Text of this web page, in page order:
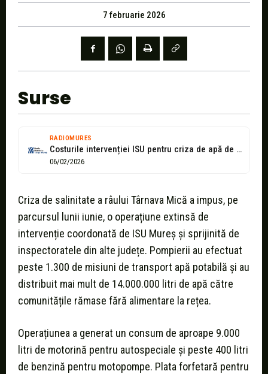
7 februarie 2026
Surse
RADIOMURES
Costurile intervenției ISU pentru criza de apă de pe Târnava Mică
06/02/2026
Criza de salinitate a râului Târnava Mică a impus, pe
parcursul lunii iunie, o operațiune extinsă de
intervenție coordonată de ISU Mureș și sprijinită de
inspectoratele din alte județe. Pompierii au efectuat
peste 1.300 de misiuni de transport apă potabilă și au
distribuit mai mult de 14.000.000 litri de apă către
comunitățile rămase fără alimentare la rețea.
Operațiunea a generat un consum de aproape 9.000
litri de motorină pentru autospeciale și peste 400 litri
de benzină pentru motopompe. Plata forfetară pentru